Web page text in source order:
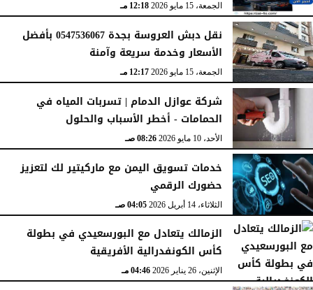
الجمعة، 15 مايو 2026 12:18 مـ
نقل دبش العروسة بجدة 0547536067 بأفضل
الأسعار وخدمة سريعة وآمنة
الجمعة، 15 مايو 2026 12:17 مـ
شركة عوازل الدمام | تسربات المياه في
الحمامات - أخطر الأسباب والحلول
الأحد، 10 مايو 2026 08:26 صـ
خدمات تسويق اليمن مع ماركيتير لك لتعزيز
حضورك الرقمي
الثلاثاء، 14 أبريل 2026 04:05 صـ
الزمالك يتعادل مع البورسعيدي في بطولة
كأس الكونفدرالية الأفريقية
الإثنين، 26 يناير 2026 04:46 مـ